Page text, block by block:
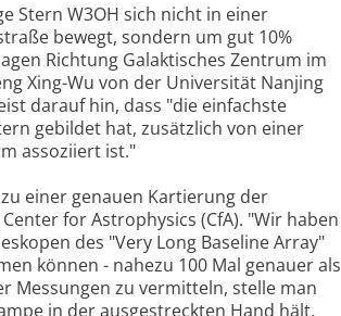
Stern W3OH sich nicht in einer
bewegt, sondern um gut 10%
Richtung Galaktisches Zentrum im
Xing-Wu von der Universität Nanjing
darauf hin, dass "die einfachste
gebildet hat, zusätzlich von einer
assoziiert ist."
einer genauen Kartierung der
for Astrophysics (CfA). "Wir haben
des "Very Long Baseline Array"
können - nahezu 100 Mal genauer als
Messungen zu vermitteln, stelle man
in der ausgestreckten Hand hält.